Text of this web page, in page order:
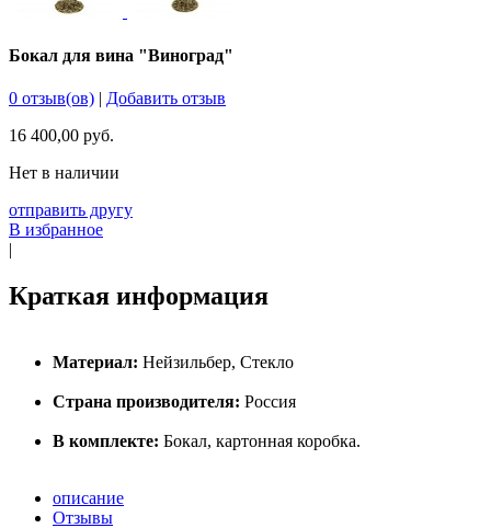
Бокал для вина "Виноград"
0 отзыв(ов) | Добавить отзыв
16 400,00 руб.
Нет в наличии
отправить другу
В избранное
|
Краткая информация
Материал: Нейзильбер, Стекло
Страна производителя: Россия
В комплекте: Бокал, картонная коробка.
описание
Отзывы